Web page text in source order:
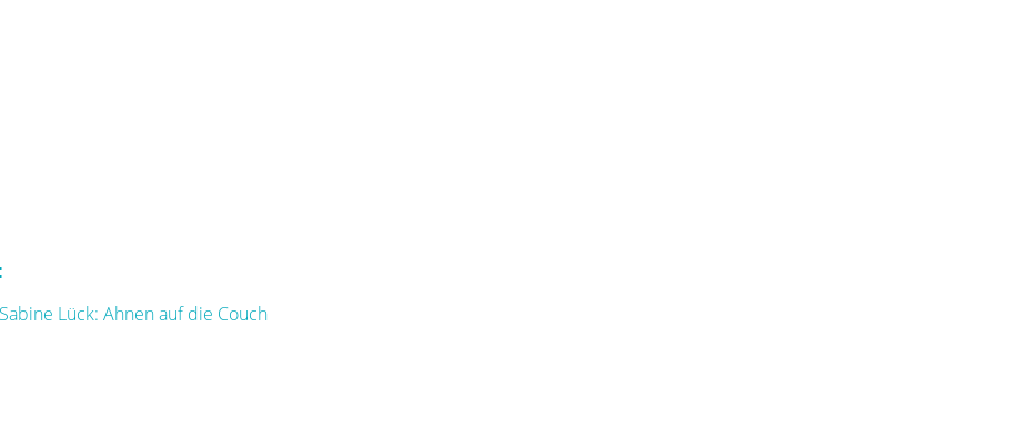
Lück: Ahnen auf die Couch